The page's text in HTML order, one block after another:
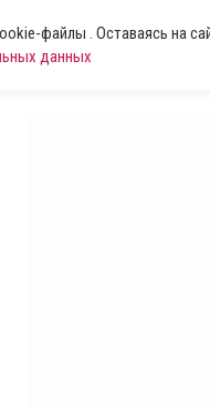
файлы . Оставаясь на
данных